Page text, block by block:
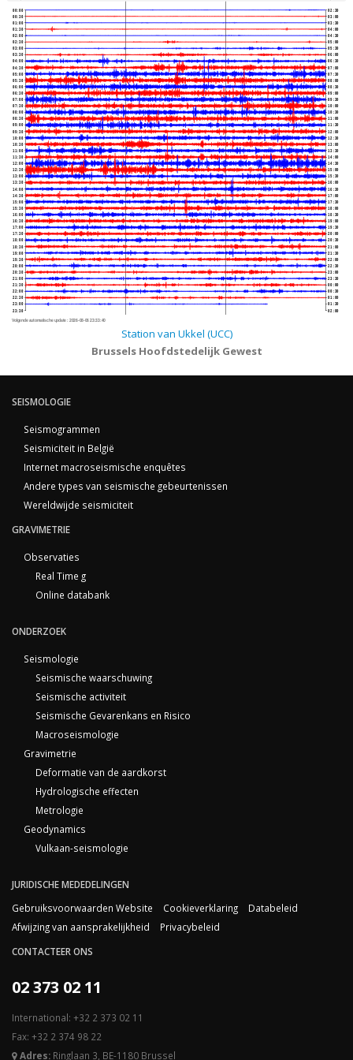
00:00
00:30
01:00
01:30
02:00
02:30
03:00
03:30
04:00
04:30
05:00
05:30
06:00
06:30
07:00
07:30
08:00
08:30
09:00
09:30
10:00
10:30
11:00
11:30
12:00
12:30
13:00
13:30
14:00
14:30
15:00
15:30
16:00
16:30
17:00
17:30
18:00
18:30
19:00
19:30
20:00
20:30
21:00
21:30
22:00
22:30
23:00
23:30
02:30
03:00
03:30
04:00
04:30
05:00
05:30
06:00
06:30
07:00
07:30
08:00
08:30
09:00
09:30
10:00
10:30
11:00
11:30
12:00
12:30
13:00
13:30
14:00
14:30
15:00
15:30
16:00
16:30
17:00
17:30
18:00
18:30
19:00
19:30
20:00
20:30
21:00
21:30
22:00
22:30
23:00
23:30
00:00
00:30
01:00
01:30
02:00
Volgende automatische update : 2026-08-06 23:33:40
Station van Ukkel (UCC)
Brussels Hoofdstedelijk Gewest
SEISMOLOGIE
Seismogrammen
Seismiciteit in België
Internet macroseismische enquêtes
Andere types van seismische gebeurtenissen
Wereldwijde seismiciteit
GRAVIMETRIE
Observaties
Real Time g
Online databank
ONDERZOEK
Seismologie
Seismische waarschuwing
Seismische activiteit
Seismische Gevarenkans en Risico
Macroseismologie
Gravimetrie
Deformatie van de aardkorst
Hydrologische effecten
Metrologie
Geodynamics
Vulkaan-seismologie
JURIDISCHE MEDEDELINGEN
Gebruiksvoorwaarden Website
Cookieverklaring
Databeleid
Afwijzing van aansprakelijkheid
Privacybeleid
CONTACTEER ONS
02 373 02 11
International: +32 2 373 02 11
Fax: +32 2 374 98 22
Adres: Ringlaan 3, BE-1180 Brussel